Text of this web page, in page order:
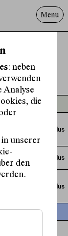
Menu
Über uns
Besuch
Suche
Ensemble Plus
Ensemble Plus
Ensemble Plus
: neben
Analyse
die
unserer
den